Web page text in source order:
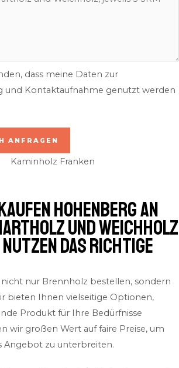
dass meine Daten zur
und Kontaktaufnahme genutzt werden
ANFRAGEN
Hohenberg an
und Weichholz
das richtige
nur Brennholz bestellen, sondern
bieten Ihnen vielseitige Optionen,
Produkt für Ihre Bedürfnisse
wir großen Wert auf faire Preise, um
Angebot zu unterbreiten.